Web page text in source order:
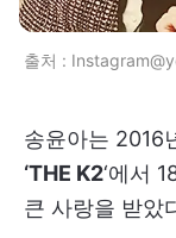
출처 :
송윤아는 2016
‘THE K2‘에서
큰 사랑을 받았